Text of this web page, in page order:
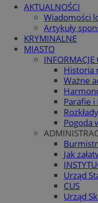
AKTUALNOŚCI
Wiadomości
Artykuły
KRYMINALNE
MIASTO
INFORMACJE
Historia
Ważne
Parafie i
Pogoda
Jak
Urząd
CUS
Urząd